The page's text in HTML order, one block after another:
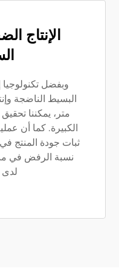
الإنتاج
وبفضل تكنولوجيا
متر، يمكننا
الكبيرة. كما أن
ثبات جودة المنتج
نسبة الرفض في
لدى